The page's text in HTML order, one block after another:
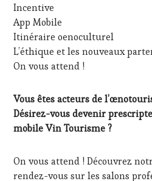
Incentive
App Mobile
Itinéraire oenoculturel
L’éthique et les nouveaux
On vous attend !
Vous êtes acteurs de
Désirez-vous devenir
mobile Vin Tourisme ?
On vous attend ! Découvrez
rendez-vous sur les salons